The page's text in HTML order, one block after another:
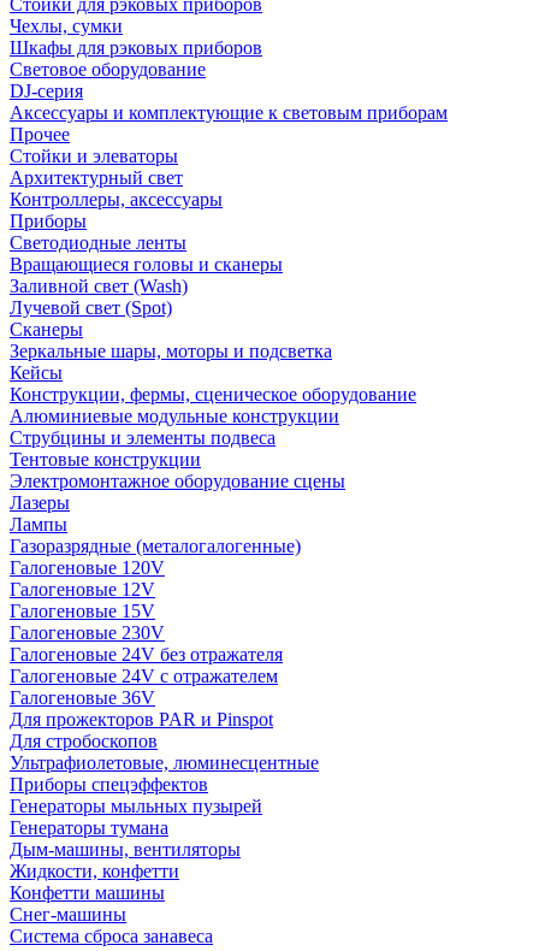
Стойки для рэковых приборов
Чехлы, сумки
Шкафы для рэковых приборов
Световое оборудование
DJ-серия
Аксессуары и комплектующие к световым приборам
Прочее
Стойки и элеваторы
Архитектурный свет
Контроллеры, аксессуары
Приборы
Светодиодные ленты
Вращающиеся головы и сканеры
Заливной свет (Wash)
Лучевой свет (Spot)
Сканеры
Зеркальные шары, моторы и подсветка
Кейсы
Конструкции, фермы, сценическое оборудование
Алюминиевые модульные конструкции
Струбцины и элементы подвеса
Тентовые конструкции
Электромонтажное оборудование сцены
Лазеры
Лампы
Газоразрядные (металогалогенные)
Галогеновые 120V
Галогеновые 12V
Галогеновые 15V
Галогеновые 230V
Галогеновые 24V без отражателя
Галогеновые 24V с отражателем
Галогеновые 36V
Для прожекторов PAR и Pinspot
Для стробоскопов
Ультрафиолетовые, люминесцентные
Приборы спецэффектов
Генераторы мыльных пузырей
Генераторы тумана
Дым-машины, вентиляторы
Жидкости, конфетти
Конфетти машины
Снег-машины
Система сброса занавеса